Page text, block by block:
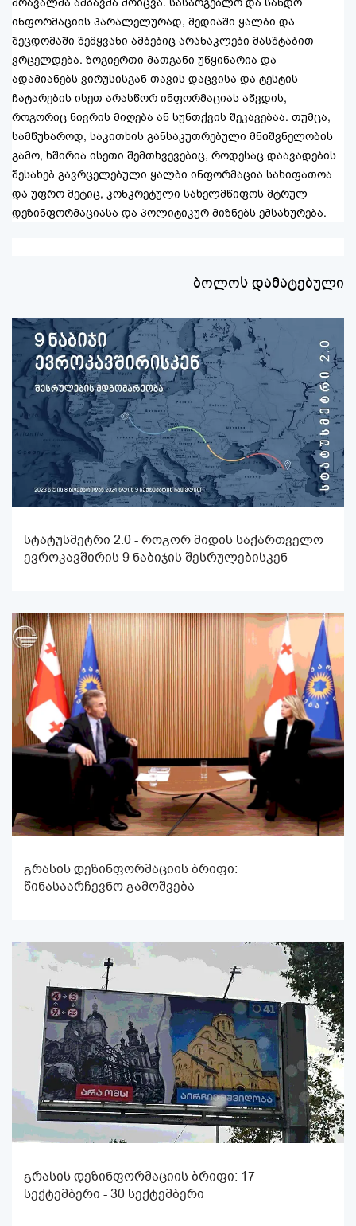
ინფორმაციის პარალელურად, მედიაში ყალბი და
შეცდომაში შემყვანი ამბებიც არანაკლები მასშტაბით
ვრცელდება. ზოგიერთი მათგანი უწყინარია და
ადამიანებს ვირუსისგან თავის დაცვისა და ტესტის
ჩატარების ისეთ არასწორ ინფორმაციას აწვდის,
როგორიც ნივრის მიღება ან სუნთქვის შეკავებაა. თუმცა,
სამწუხაროდ, საკითხის განსაკუთრებული მნიშვნელობის
გამო, ხშირია ისეთი შემთხვევებიც, როდესაც დაავადების
შესახებ გავრცელებული ყალბი ინფორმაცია სახიფათოა
და უფრო მეტიც, კონკრეტული სახელმწიფოს მტრულ
დეზინფორმაციასა და პოლიტიკურ მიზნებს ემსახურება.
ბოლოს დამატებული
სტატუსმეტრი 2.0 - როგორ მიდის საქართველო
ევროკავშირის 9 ნაბიჯის შესრულებისკენ
გრასის დეზინფორმაციის ბრიფი:
წინასაარჩევნო გამოშვება
გრასის დეზინფორმაციის ბრიფი: 17
სექტემბერი - 30 სექტემბერი